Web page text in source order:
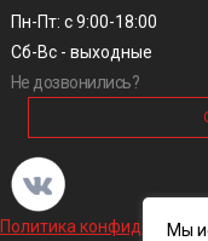
Пн-Пт: с 9:00-18:00
Сб-Вс - выходные
Не дозвонились?
Политика Мы